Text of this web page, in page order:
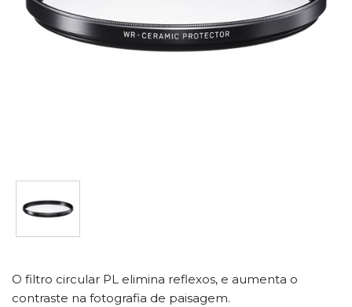
O filtro circular PL elimina reflexos, e aumenta o
contraste na fotografia de paisagem.